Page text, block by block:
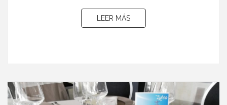
LEER MÁSLEER MÁS